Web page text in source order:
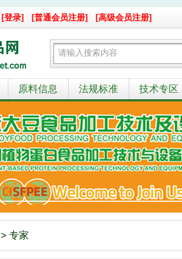
[登录] [普通会员注册] [高级会员注册]
原料信息 法规标准 技术专区
> 专家